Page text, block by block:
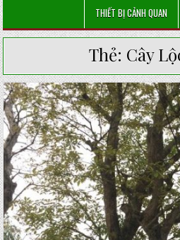
THIẾT BỊ CẢNH QUAN
Thẻ: Cây
Posted
in